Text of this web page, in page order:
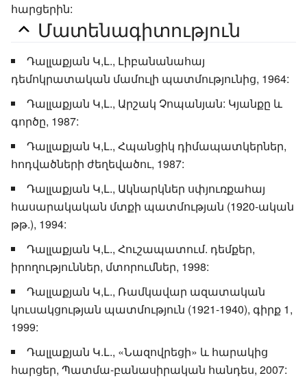
հարցերին:
Մատենագիտություն
Դալլաքյան Կ,Լ., Լիբանանահայ
դեմոկրատական մամուլի պատմությունից, 1964:
Դալլաքյան Կ,Լ., Արշակ Չոպանյան: Կյանքը և
գործը, 1987:
Դալլաքյան Կ,Լ., Հպանցիկ դիմապատկերներ,
հոդվածների ժեղեվածու, 1987:
Դալլաքյան Կ,Լ., Ակնարկներ սփյուռքահայ
հասարակական մտքի պատմության (1920-ական
թթ.), 1994:
Դալլաքյան Կ,Լ., Հուշապատում. դեմքեր,
իրողություններ, մտորումներ, 1998:
Դալլաքյան Կ,Լ., Ռամկավար ազատական
կուսակցության պատմություն (1921-1940), գիրք 1,
1999:
Դալլաքյան Կ.Լ., «Նազովրեցի» և հարակից
հարցեր, Պատմա-բանասիրական հանդես, 2007: